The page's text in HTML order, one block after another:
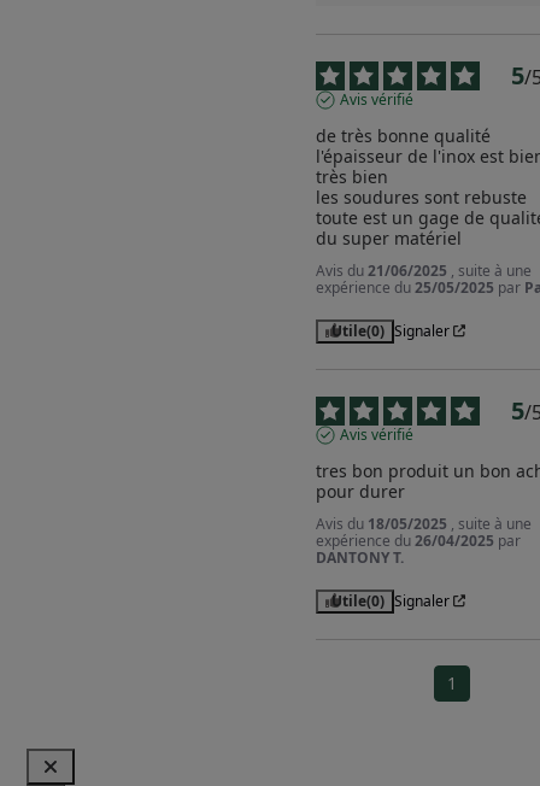
5/
Avis vérifié
de très bonne qualité
l'épaisseur de l'inox est
très bien
les soudures sont rebuste
toute est un gage de
du super matériel
Avis du21/06/2025 , suite à une
expérience du25/05/2025 par
Utile(0) Signaler
5/
Avis vérifié
tres bon produit un bon
pour durer
Avis du 18/05/2025 , suite à une
expérience du26/04/2025 par
DANTONY T.
Utile(0) Signaler
1